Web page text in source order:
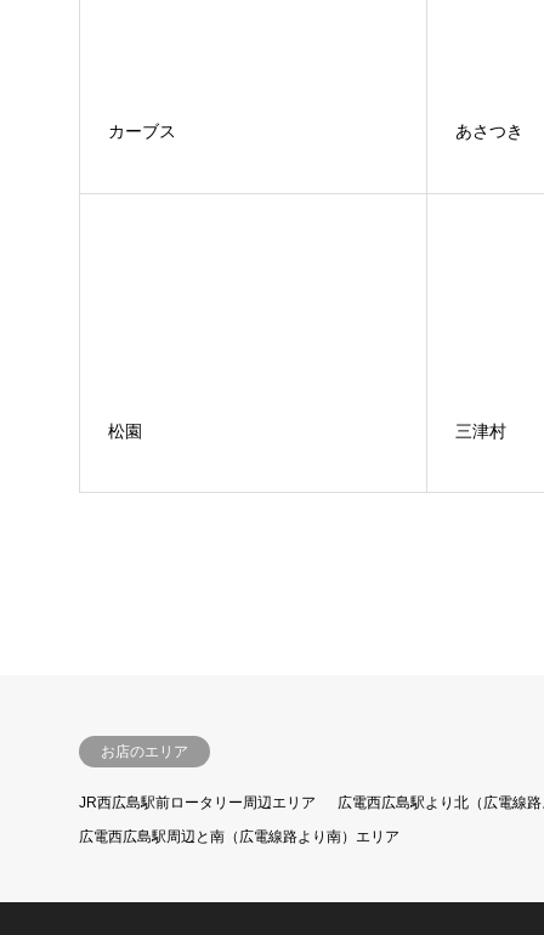
カーブス あさつき
松園 三津村
お店のエリア
JR西広島駅前ロータリー周辺エリア
広電西広島駅より北（広電線
広電西広島駅周辺と南（広電線路より南）エリア